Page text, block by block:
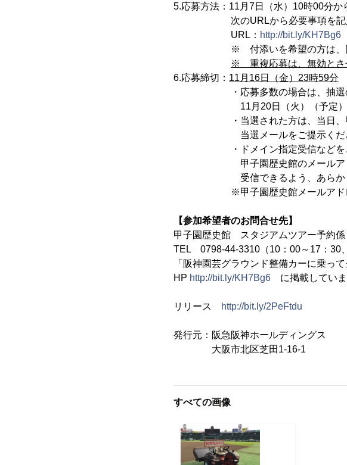
5.応募方法：11月7日（水）10時00分か
次のURLから必要事項を記入し
URL： http://bit.ly/KH7Bg6
※ 付添いを希望の方は、同時に
※ 重複応募は、無効とさ
6.応募締切： 11月16日（金）23時59分
・応募多数の場合は、抽選の
11月20日（火）（予定）に結
・当選された方は、当日、甲子
当選メールをご提示くださ
・ドメイン指定受信などをご利
甲子園歴史館のメールアドレ
受信できるよう、あらかじめ
※甲子園歴史館メールアドレス
【参加希望者のお問合せ先】
甲子園歴史館 スタジアムツアー予約係
TEL 0798-44-3310（10：00～17：30
「阪神園芸グラウンド整備カーに乗っ
HP http://bit.ly/KH7Bg6 に掲載していま
リリース http://bit.ly/2PeFtdu
発行元：阪急阪神ホールディングス
大阪市北区芝田1-16-1
すべての画像